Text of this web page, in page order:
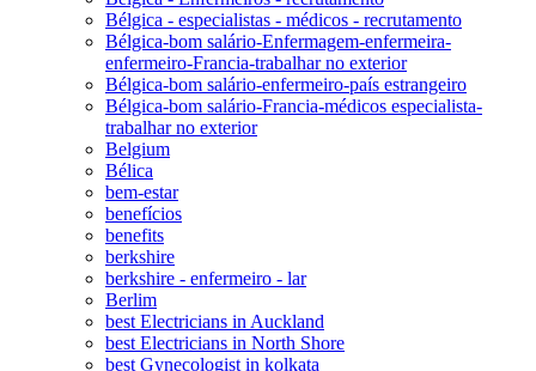
Bélgica - especialistas - médicos - recrutamento
Bélgica-bom salário-Enfermagem-enfermeira-
enfermeiro-Francia-trabalhar no exterior
Bélgica-bom salário-enfermeiro-país estrangeiro
Bélgica-bom salário-Francia-médicos especialista-
trabalhar no exterior
Belgium
Bélica
bem-estar
benefícios
benefits
berkshire
berkshire - enfermeiro - lar
Berlim
best Electricians in Auckland
best Electricians in North Shore
best Gynecologist in kolkata